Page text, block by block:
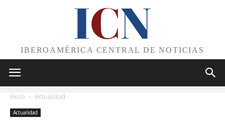
ICN
IBEROAMÉRICA CENTRAL DE NOTICIAS
Inicio Actualidad
Actualidad